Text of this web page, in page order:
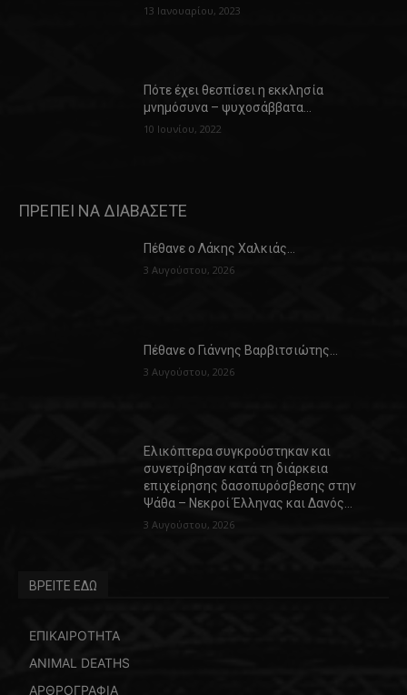
13 Ιανουαρίου, 2023
Πότε έχει θεσπίσει η εκκλησία
μνημόσυνα – ψυχοσάββατα…
10 Ιουνίου, 2022
ΠΡΕΠΕΙ ΝΑ ΔΙΑΒΑΣΕΤΕ
Πέθανε ο Λάκης Χαλκιάς…
3 Αυγούστου, 2026
Πέθανε ο Γιάννης Βαρβιτσιώτης…
3 Αυγούστου, 2026
Ελικόπτερα συγκρούστηκαν και
συνετρίβησαν κατά τη διάρκεια
επιχείρησης δασοπυρόσβεσης στην
Ψάθα – Νεκροί Έλληνας και Δανός…
3 Αυγούστου, 2026
ΒΡΕΙΤΕ ΕΔΩ
ΕΠΙΚΑΙΡΟΤΗΤΑ
ANIMAL DEATHS
ΑΡΘΡΟΓΡΑΦΙΑ